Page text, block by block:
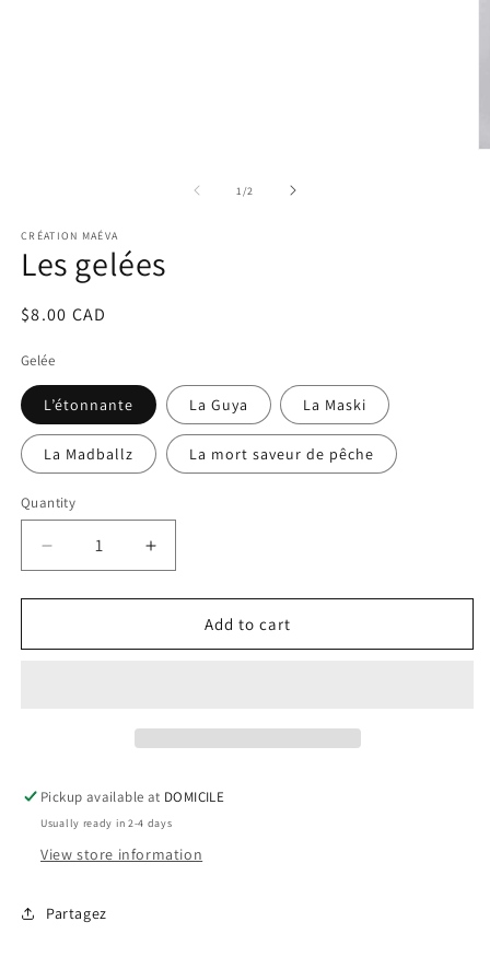
1 /of2
CRÉATION MAÉVA
Les gelées
Regular
$8.00 CAD
Gelée
L’étonnante La Guya La Maski
La Madballz La mort saveur de pêche
Quantity
Decrease
quantity
for
gelées
Increase
quantity
for
gelées
Add to cart
Pickup available at DOMICILE
Usually ready in 2-4 days
View store information
Partagez